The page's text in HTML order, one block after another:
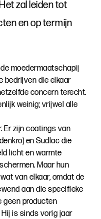
zal leiden tot
en op termijn
moedermaatschapij
bedrijven die elkaar
concern terecht.
weinig; vrijwel alle
Er zijn coatings van
en Sudlac die
licht en warmte
Maar hun
van elkaar, omdat de
aan die specifieke
geen producten
Hij is sinds vorig jaar